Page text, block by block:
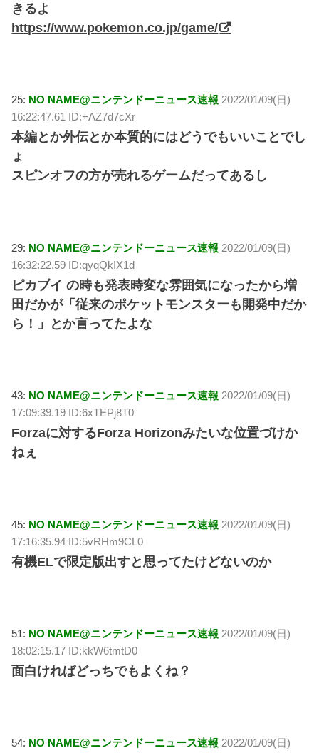
きるよ
https://www.pokemon.co.jp/game/
25: NO NAME@ニンテンドーニュース速報 2022/01/09(日)
16:22:47.61 ID:+AZ7d7cXr
本編とか外伝とか本質的にはどうでもいいことでし
ょ
スピンオフの方が売れるゲームだってあるし
29: NO NAME@ニンテンドーニュース速報 2022/01/09(日)
16:32:22.59 ID:qyqQkIX1d
ピカブイ の時も発表時変な雰囲気になったから増
田だかが「従来のポケットモンスターも開発中だか
ら！」とか言ってたよな
43: NO NAME@ニンテンドーニュース速報 2022/01/09(日)
17:09:39.19 ID:6xTEPj8T0
Forzaに対するForza Horizonみたいな位置づけか
ねぇ
45: NO NAME@ニンテンドーニュース速報 2022/01/09(日)
17:16:35.94 ID:5vRHm9CL0
有機ELで限定版出すと思ってたけどないのか
51: NO NAME@ニンテンドーニュース速報 2022/01/09(日)
18:02:15.17 ID:kkW6tmtD0
面白ければどっちでもよくね？
54: NO NAME@ニンテンドーニュース速報 2022/01/09(日)